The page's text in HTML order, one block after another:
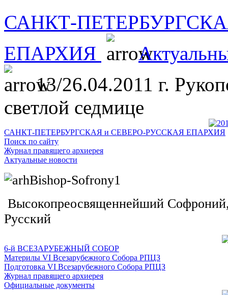
САНКТ-
ЕПАРХИЯ
13/26.04.2011 г.
светлой седмице
САНКТ-ПЕТЕРБУРГСКАЯ и СЕВЕРО-РУССКАЯ ЕПАРХИЯ
Поиск по сайту
Журнал правящего архиерея
Актуальные новости
Высокопреосвященнейший
Русский
6-й ВСЕЗАРУБЕЖНЫЙ СОБОР
Материлы VI Всезарубежного Собора РПЦЗ
Подготовка VI Всезарубежного Собора РПЦЗ
Журнал правящего архиерея
Официальные документы